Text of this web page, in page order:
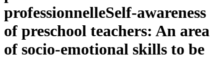
professionnelleSelf-awareness
of preschool teachers: An area
of socio-emotional skills to be